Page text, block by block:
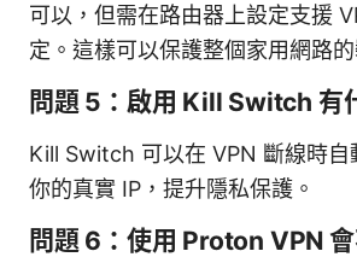
可以，但需在路由器上設定支援
定。這樣可以保護整個家用網路的
問題 5：啟用 Kill Switch 有
Kill Switch 可以在 VPN 斷線時自
你的真實 IP，提升隱私保護。
問題 6：使用 Proton VPN